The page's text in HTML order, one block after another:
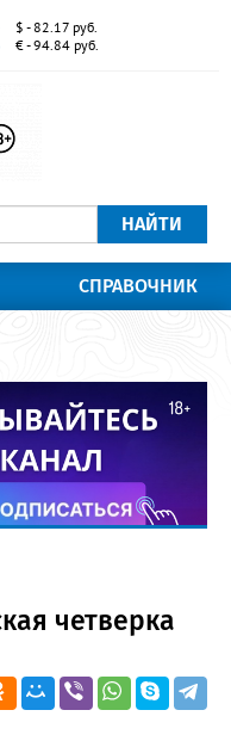
$ - 82.17 руб.
€ - 94.84 руб.
НАЙТИ
СПРАВОЧНИК
четверка